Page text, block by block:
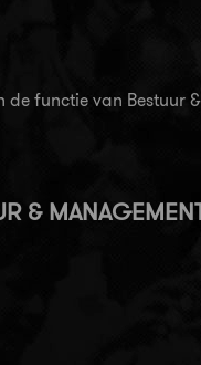
de functie van Bestuur
&